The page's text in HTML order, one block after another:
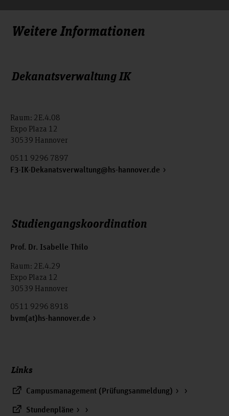
Weitere Informationen
Dekanatsverwaltung IK
Raum: 2E.4.08
Expo Plaza 12
30539 Hannover
0511 9296 7897
F3-IK-Dekanatsverwaltung@hs-hannover.de
Studiengangskoordination
Prof. Dr. Isabelle Thilo
Raum: 2E.4.29
Expo Plaza 12
30539 Hannover
0511 9296 8918
bvm(at)hs-hannover.de
Links
Campusmanagement (Prüfungsanmeldung)
Stundenpläne